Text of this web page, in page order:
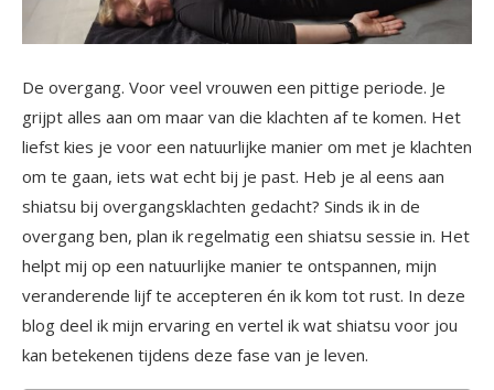
De overgang. Voor veel vrouwen een pittige periode. Je
grijpt alles aan om maar van die klachten af te komen. Het
liefst kies je voor een natuurlijke manier om met je klachten
om te gaan, iets wat echt bij je past. Heb je al eens aan
shiatsu bij overgangsklachten gedacht? Sinds ik in de
overgang ben, plan ik regelmatig een shiatsu sessie in. Het
helpt mij op een natuurlijke manier te ontspannen, mijn
veranderende lijf te accepteren én ik kom tot rust. In deze
blog deel ik mijn ervaring en vertel ik wat shiatsu voor jou
kan betekenen tijdens deze fase van je leven.